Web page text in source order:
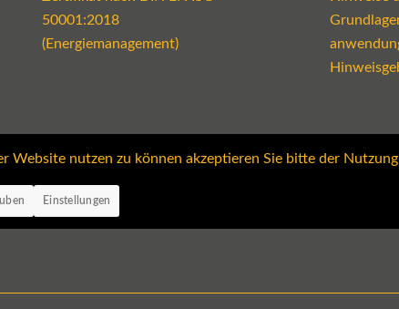
50001:2018
(Energiemanagement)
Website nutzen zu können akzeptieren Sie bitte der
Einstellungen